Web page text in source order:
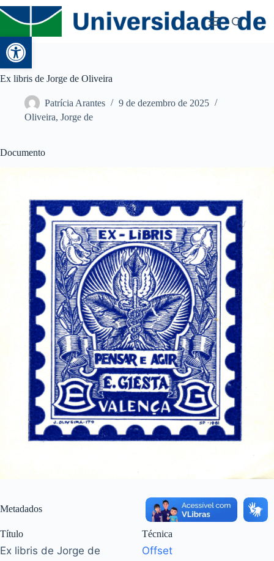
Abrir a barra de ferramentas
Ex libris de Jorge de Oliveira
Patrícia Arantes
9 de dezembro de 2025
Oliveira, Jorge de
Documento
Metadados
Título
Ex libris de Jorge de
Técnica
Offset